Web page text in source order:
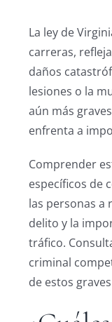
La ley de
carreras,
daños
lesiones o la
aún más
enfrenta a
Comprender
específicos de
las personas a
delito y la
tráfico.
criminal
de estos